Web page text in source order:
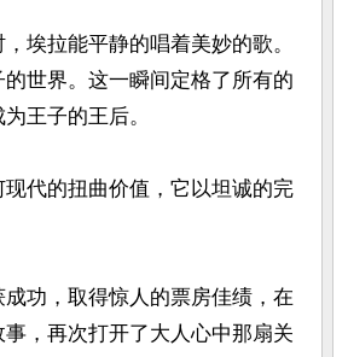
埃拉能平静的唱着美妙的歌。
世界。这一瞬间定格了所有的
王子的王后。
代的扭曲价值，它以坦诚的完
功，取得惊人的票房佳绩，在
，再次打开了大人心中那扇关